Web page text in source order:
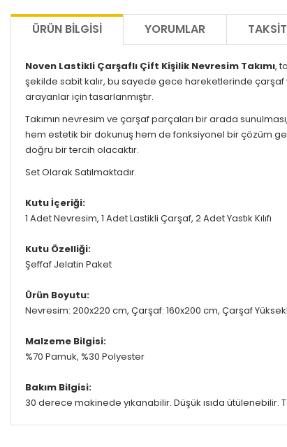
ÜRÜN BILGISI YORUMLAR
Noven Lastikli Çarşaflı Çift Kişilik Nevresim Takımı,
şekilde sabit kalır, bu sayede gece hareketlerinde
arayanlar için tasarlanmıştır.
Takımın nevresim ve çarşaf parçaları bir arada
hem estetik bir dokunuş hem de fonksiyonel bir çözüm
doğru bir tercih olacaktır.
Set Olarak Satılmaktadır.
Kutu İçeriği:
1 Adet Nevresim, 1 Adet Lastikli Çarşaf, 2 Adet Yastık Kılıfı
Kutu Özelliği:
Şeffaf Jelatin Paket
Ürün Boyutu:
Nevresim: 200x220 cm, Çarşaf: 160x200 cm, Çarşaf
Malzeme Bilgisi:
%70 Pamuk, %30 Polyester
Bakım Bilgisi:
30 derece makinede yıkanabilir. Düşük ısıda ütülenebilir.